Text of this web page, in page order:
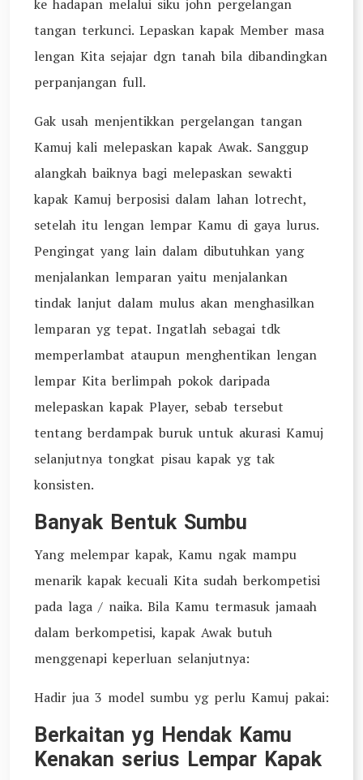
ke hadapan melalui siku john pergelangan
tangan terkunci. Lepaskan kapak Member masa
lengan Kita sejajar dgn tanah bila dibandingkan
perpanjangan full.
Gak usah menjentikkan pergelangan tangan
Kamuj kali melepaskan kapak Awak. Sanggup
alangkah baiknya bagi melepaskan sewakti
kapak Kamuj berposisi dalam lahan lotrecht,
setelah itu lengan lempar Kamu di gaya lurus.
Pengingat yang lain dalam dibutuhkan yang
menjalankan lemparan yaitu menjalankan
tindak lanjut dalam mulus akan menghasilkan
lemparan yg tepat. Ingatlah sebagai tdk
memperlambat ataupun menghentikan lengan
lempar Kita berlimpah pokok daripada
melepaskan kapak Player, sebab tersebut
tentang berdampak buruk untuk akurasi Kamuj
selanjutnya tongkat pisau kapak yg tak
konsisten.
Banyak Bentuk Sumbu
Yang melempar kapak, Kamu ngak mampu
menarik kapak kecuali Kita sudah berkompetisi
pada laga / naika. Bila Kamu termasuk jamaah
dalam berkompetisi, kapak Awak butuh
menggenapi keperluan selanjutnya:
Hadir jua 3 model sumbu yg perlu Kamuj pakai:
Berkaitan yg Hendak Kamu
Kenakan serius Lempar Kapak